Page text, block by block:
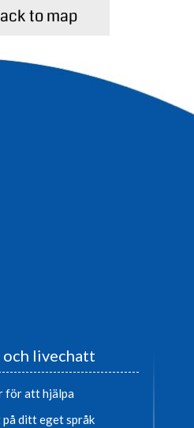
to map
livechatt
för att hjälpa
på ditt eget språk